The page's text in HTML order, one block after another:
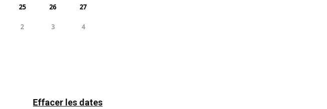
25 26 27
2 3 4
Effacer les dates